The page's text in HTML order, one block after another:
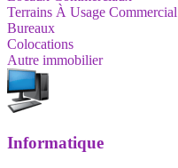
Terrains À Usage Commercial
Bureaux
Colocations
Autre immobilier
Informatique